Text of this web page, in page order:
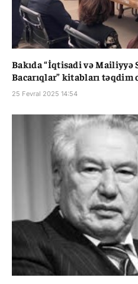
Bakıda “İqtisadi və Mailiyyə
Bacarıqlar” kitabları təqdim
25 Fevral 2025 14:54